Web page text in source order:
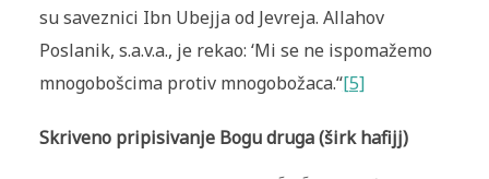
su saveznici Ibn Ubejja od Jevreja. Allahov
Poslanik, s.a.v.a., je rekao: ‘Mi se ne ispomažemo
mnogobošcima protiv mnogobožaca.“[5]
Skriveno pripisivanje Bogu druga (širk hafijj)